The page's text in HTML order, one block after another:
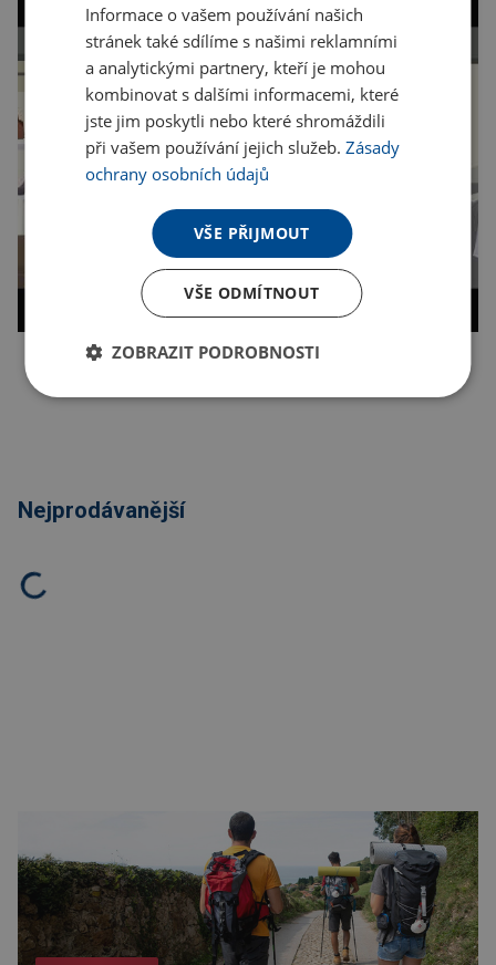
Nejprodávanější
Informace o vašem používání našich
stránek také sdílíme s našimi reklamními
a analytickými partnery, kteří je mohou
kombinovat s dalšími informacemi, které
jste jim poskytli nebo které shromáždili
při vašem používání jejich služeb.Zásady
ochrany osobních údajů
VŠE PŘIJMOUT
VŠE ODMÍTNOUT
ZOBRAZIT PODROBNOSTI